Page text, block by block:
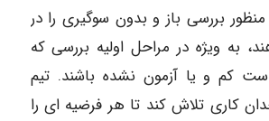
بررسی باز و بدون سوگیری را در
به ویژه در مراحل اولیه بررسی که
کم و یا آزمون نشده باشند. تیم
کاری تلاش کند تا هر فرضیه ای را